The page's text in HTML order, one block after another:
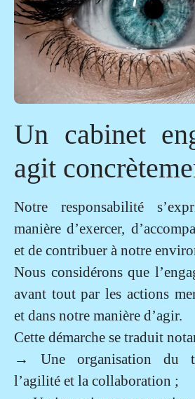
Un cabinet
agit
Notre responsabilité
manière d’exercer,
et de contribuer à notre
Nous considérons que
avant tout par les actions
et dans notre manière d’agir.
Cette démarche se traduit
→ Une organisation du
l’agilité et la collaboration ;